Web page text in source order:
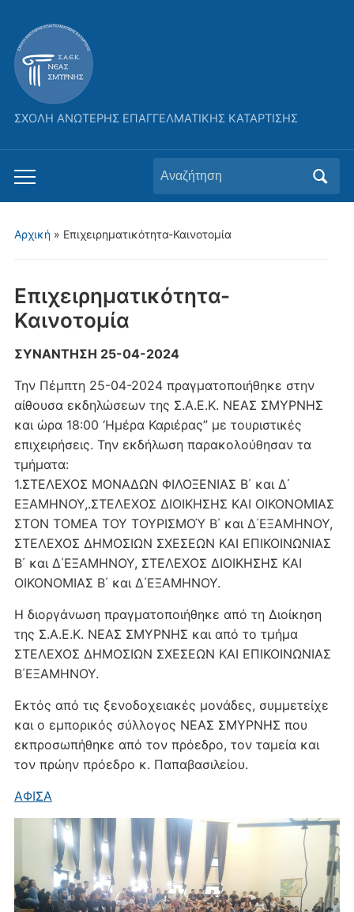
ΣΧΟΛΗ ΑΝΩΤΕΡΗΣ ΕΠΑΓΓΕΛΜΑΤΙΚΗΣ ΚΑΤΑΡΤΙΣΗΣ
Εναλλαγή
του
Αναζήτηση
για:
Αρχική» Επιχειρηματικότητα-Καινοτομία
Επιχειρηματικότητα-
Καινοτομία
ΣΥΝΑΝΤΗΣΗ 25-04-2024
Την Πέμπτη 25-04-2024 πραγματοποιήθηκε στην
αίθουσα εκδηλώσεων της Σ.Α.Ε.Κ. ΝΕΑΣ ΣΜΥΡΝΗΣ
και ώρα 18:00 ‘Ημέρα Καριέρας” με τουριστικές
επιχειρήσεις. Την εκδήλωση παρακολούθησαν τα
τμήματα:
1.ΣΤΕΛΕΧΟΣ ΜΟΝΑΔΩΝ ΦΙΛΟΞΕΝΙΑΣ Β΄ και Δ΄
ΕΞΑΜΗΝΟΥ,.ΣΤΕΛΕΧΟΣ ΔΙΟΙΚΗΣΗΣ ΚΑΙ ΟΙΚΟΝΟΜΙΑΣ
ΣΤΟΝ ΤΟΜΕΑ ΤΟΥ ΤΟΥΡΙΣΜΟΎ Β΄ και Δ΄ΕΞΑΜΗΝΟΥ,
ΣΤΕΛΕΧΟΣ ΔΗΜΟΣΙΩΝ ΣΧΕΣΕΩΝ ΚΑΙ ΕΠΙΚΟΙΝΩΝΙΑΣ
Β΄ και Δ΄ΕΞΑΜΗΝΟΥ, ΣΤΕΛΕΧΟΣ ΔΙΟΙΚΗΣΗΣ ΚΑΙ
ΟΙΚΟΝΟΜΙΑΣ Β΄ και Δ΄ΕΞΑΜΗΝΟΥ.
Η διοργάνωση πραγματοποιήθηκε από τη Διοίκηση
της Σ.Α.Ε.Κ. ΝΕΑΣ ΣΜΥΡΝΗΣ και από το τμήμα
ΣΤΕΛΕΧΟΣ ΔΗΜΟΣΙΩΝ ΣΧΕΣΕΩΝ ΚΑΙ ΕΠΙΚΟΙΝΩΝΙΑΣ
Β΄ΕΞΑΜΗΝΟΥ.
Εκτός από τις ξενοδοχειακές μονάδες, συμμετείχε
και ο εμπορικός σύλλογος ΝΕΑΣ ΣΜΥΡΝΗΣ που
εκπροσωπήθηκε από τον πρόεδρο, τον ταμεία και
τον πρώην πρόεδρο κ. Παπαβασιλείου.
ΑΦΙΣΑ